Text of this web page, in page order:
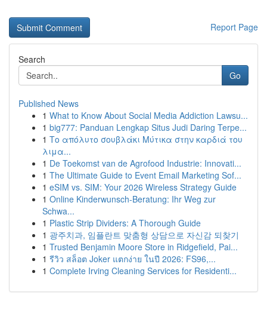
Report Page
Search
Go
Published News
1 What to Know About Social Media Addiction Lawsu...
1 big777: Panduan Lengkap Situs Judi Daring Terpe...
1 Το απόλυτο σουβλάκι Μύτικα στην καρδιά του
λιμα...
1 De Toekomst van de Agrofood Industrie: Innovati...
1 The Ultimate Guide to Event Email Marketing Sof...
1 eSIM vs. SIM: Your 2026 Wireless Strategy Guide
1 Online Kinderwunsch-Beratung: Ihr Weg zur
Schwa...
1 Plastic Strip Dividers: A Thorough Guide
1 광주치과, 임플란트 맞춤형 상담으로 자신감 되찾기
1 Trusted Benjamin Moore Store in Ridgefield, Pai...
1 รีวิว สล็อต Joker แตกง่าย ในปี 2026: FS96,...
1 Complete Irving Cleaning Services for Residenti...